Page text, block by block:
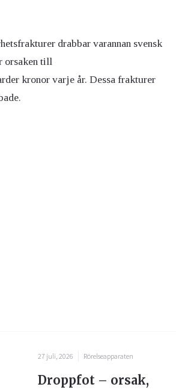
drabbar varannan svensk
orsaken till
kronor varje år. Dessa frakturer
27 juli, 2026 Rörelseapparaten
Droppfot – orsak,